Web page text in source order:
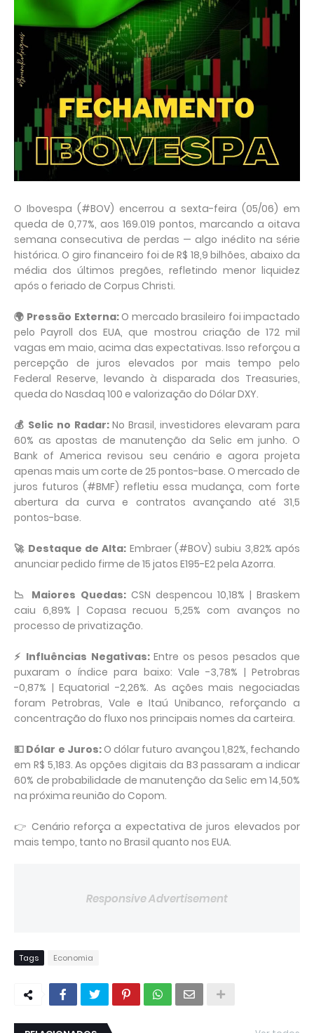
O Ibovespa (#BOV) encerrou a sexta-feira (05/06) em
queda de 0,77%, aos 169.019 pontos, marcando a oitava
semana consecutiva de perdas — algo inédito na série
histórica. O giro financeiro foi de R$ 18,9 bilhões, abaixo da
média dos últimos pregões, refletindo menor liquidez
após o feriado de Corpus Christi.
🌍 Pressão Externa: O mercado brasileiro foi impactado
pelo Payroll dos EUA, que mostrou criação de 172 mil
vagas em maio, acima das expectativas. Isso reforçou a
percepção de juros elevados por mais tempo pelo
Federal Reserve, levando à disparada dos Treasuries,
queda do Nasdaq 100 e valorização do Dólar DXY.
💰 Selic no Radar:No Brasil, investidores elevaram para
60% as apostas de manutenção da Selic em junho. O
Bank of America revisou seu cenário e agora projeta
apenas mais um corte de 25 pontos-base. O mercado de
juros futuros (#BMF) refletiu essa mudança, com forte
abertura da curva e contratos avançando até 31,5
pontos-base.
🚀 Destaque de Alta: Embraer (#BOV) subiu 3,82% após
anunciar pedido firme de 15 jatos E195-E2 pela Azorra.
📉 Maiores Quedas: CSN despencou 10,18% | Braskem
caiu 6,89% | Copasa recuou 5,25% com avanços no
processo de privatização.
⚡ Influências Negativas: Entre os pesos pesados que
puxaram o índice para baixo: Vale -3,78% | Petrobras
-0,87% | Equatorial -2,26%. As ações mais negociadas
foram Petrobras, Vale e Itaú Unibanco, reforçando a
concentração do fluxo nos principais nomes da carteira.
💵 Dólar e Juros: O dólar futuro avançou 1,82%, fechando
em R$ 5,183. As opções digitais da B3 passaram a indicar
60% de probabilidade de manutenção da Selic em 14,50%
na próxima reunião do Copom.
👉 Cenário reforça a expectativa de juros elevados por
mais tempo, tanto no Brasil quanto nos EUA.
Responsive Advertisement
Tags Economia